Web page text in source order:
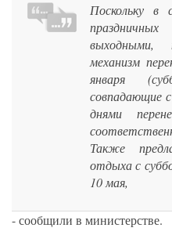
Поскольку в
выходными,
механизм
января
совпадающие
днями
Также
отдыха с
10 мая,
- сообщили в министерстве.